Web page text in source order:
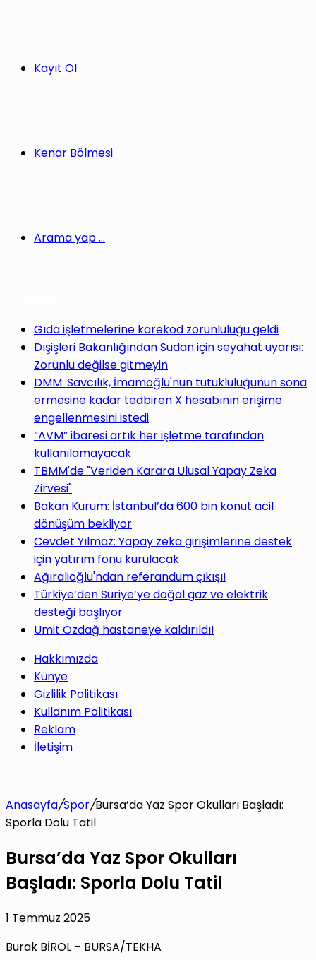
Kayıt Ol
Kenar Bölmesi
Arama yap ...
Gıda işletmelerine karekod zorunluluğu geldi
Dışişleri Bakanlığından Sudan için seyahat uyarısı:
Zorunlu değilse gitmeyin
DMM: Savcılık, İmamoğlu'nun tutukluluğunun sona
ermesine kadar tedbiren X hesabının erişime
engellenmesini istedi
“AVM” ibaresi artık her işletme tarafından
kullanılamayacak
TBMM'de "Veriden Karara Ulusal Yapay Zeka
Zirvesi"
Bakan Kurum: İstanbul’da 600 bin konut acil
dönüşüm bekliyor
Cevdet Yılmaz: Yapay zeka girişimlerine destek
için yatırım fonu kurulacak
Ağıralioğlu'ndan referandum çıkışı!
Türkiye’den Suriye’ye doğal gaz ve elektrik
desteği başlıyor
Ümit Özdağ hastaneye kaldırıldı!
Hakkımızda
Künye
Gizlilik Politikası
Kullanım Politikası
Reklam
İletişim
Anasayfa/Spor/Bursa’da Yaz Spor Okulları Başladı:
Sporla Dolu Tatil
Bursa’da Yaz Spor Okulları
Başladı: Sporla Dolu Tatil
1 Temmuz 2025
Burak BİROL – BURSA/TEKHA